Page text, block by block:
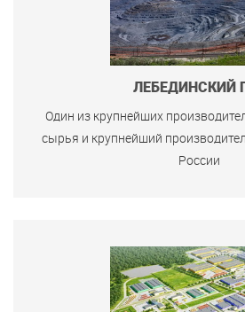
ЛЕБЕДИНСКИЙ
Один из крупнейших
сырья и крупнейший
России